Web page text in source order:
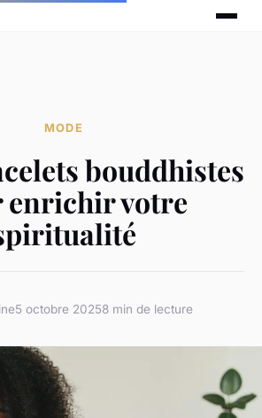
MODE
bouddhistes
enrichir votre
5 octobre 20258 min de lecture